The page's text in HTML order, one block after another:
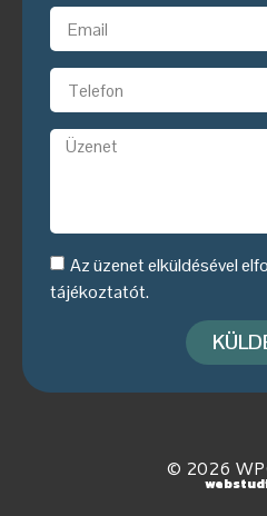
Az üzenet elküldésével
tájékoztatót.
© 2026